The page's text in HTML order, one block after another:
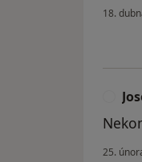
18.
25.